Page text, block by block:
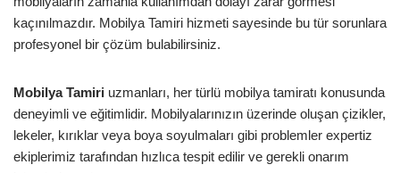
kaçınılmazdır. Mobilya Tamiri hizmeti sayesinde bu tür sorunlara
profesyonel bir çözüm bulabilirsiniz.
Mobilya Tamiri uzmanları, her türlü mobilya tamiratı konusunda
deneyimli ve eğitimlidir. Mobilyalarınızın üzerinde oluşan çizikler,
lekeler, kırıklar veya boya soyulmaları gibi problemler expertiz
ekiplerimiz tarafından hızlıca tespit edilir ve gerekli onarım